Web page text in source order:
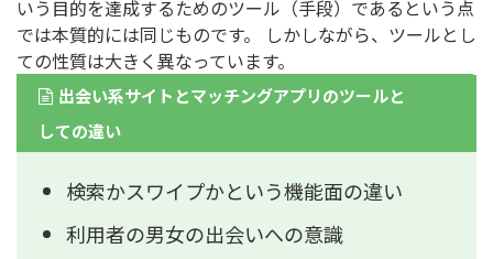
いう目的を達成するためのツール（手段）であるという点
では本質的には同じものです。 しかしながら、ツールとし
ての性質は大きく異なっています。
出会い系サイトとマッチングアプリのツールと
しての違い
検索かスワイプかという機能面の違い
利用者の男女の出会いへの意識